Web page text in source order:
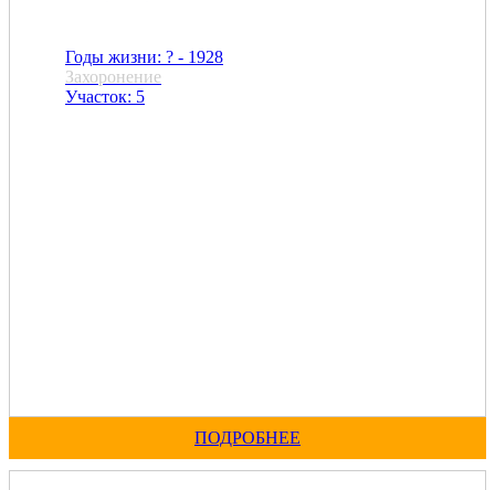
Годы жизни: ? - 1928
Захоронение
Участок: 5
ПОДРОБНЕЕ